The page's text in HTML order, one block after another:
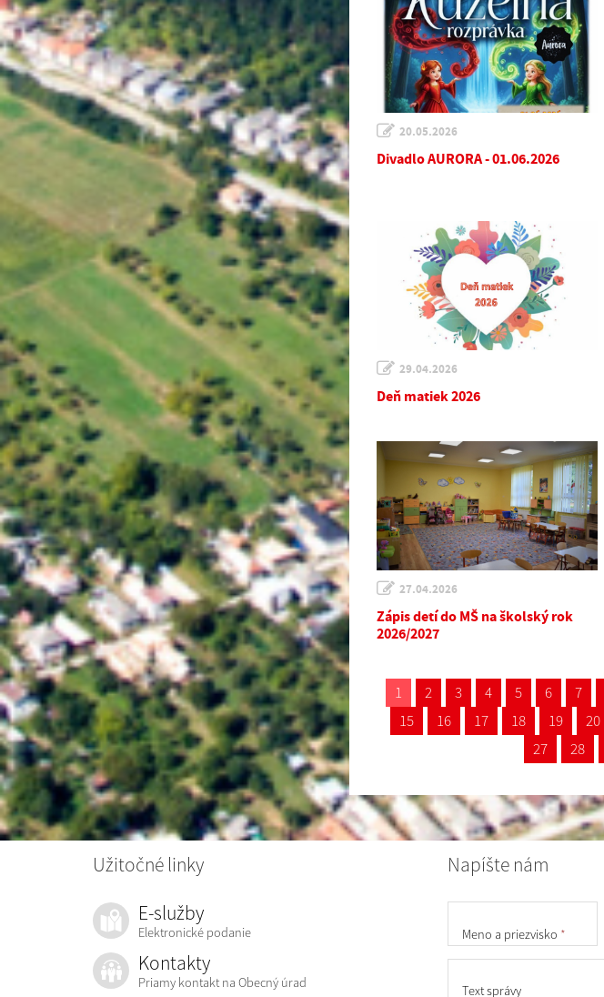
20.05.2026
Divadlo AURORA - 01.06.2026
29.04.2026
Deň matiek 2026
27.04.2026
Zápis detí do MŠ na školský rok
2026/2027
1 2 3 4 5 6 7
15
16 17 18 19 20
27
28
Napíšte nám
Meno a priezvisko *
Text správy
Užitočné linky
E-služby
Elektronické podanie
Kontakty
Priamy kontakt na Obecný úrad